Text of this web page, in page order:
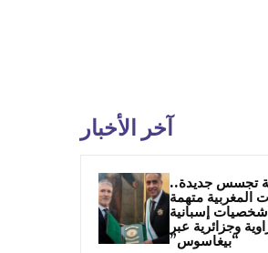
آخر الأخبار
تجسس جديدة..
المغربية متهمة
إسبانية
وجزائرية عبر
“بيغاسوس”